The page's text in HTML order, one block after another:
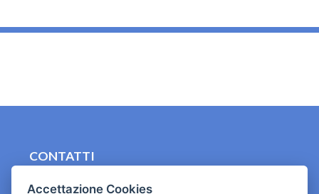
CONTATTI
Accettazione Cookies